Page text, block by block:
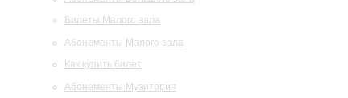
Билеты Малого зала
Абонементы Малого зала
Как купить билет
Абонементы Музитория